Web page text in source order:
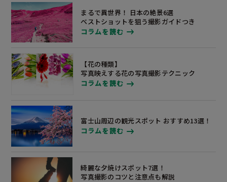
まるで異世界！ 日本の絶景6選
ベストショットを狙う撮影ガイドつき
コラムを読む
【花の種類】
写真映えする花の写真撮影テクニック
コラムを読む
富士山周辺の観光スポット おすすめ13選！
コラムを読む
綺麗な夕焼けスポット7選！
写真撮影のコツと注意点も解説